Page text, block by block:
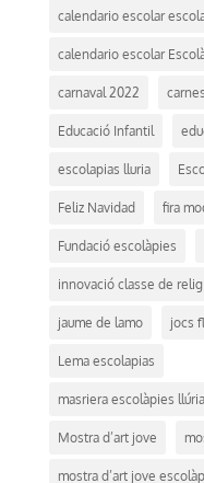
calendario escolar
calendario escolar
carnaval 2022
Educació Infantil
escolapias lluria
Feliz Navidad fira
Fundació escolàpies
innovació classe de
jaume de lamo jocs
Lema escolapias
masriera escolàpies
Mostra d’art jove
mostra d’art jove